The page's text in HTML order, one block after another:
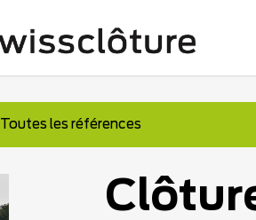
Toutes les références